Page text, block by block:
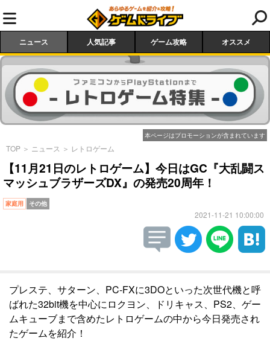
ニュース 人気記事 ゲーム攻略 オススメ
本ページはプロモーションが含まれています
TOP ＞ ニュース ＞ レトロゲーム
【11月21日のレトロゲーム】今日はGC『大乱闘ス
マッシュブラザーズDX』の発売20周年！
家庭用 その他
2021-11-21 10:00:00
プレステ、サターン、PC-FXに3DOといった次世代機と呼
ばれた32bit機を中心にロクヨン、ドリキャス、PS2、ゲー
ムキューブまで含めたレトロゲームの中から今日発売され
たゲームを紹介！